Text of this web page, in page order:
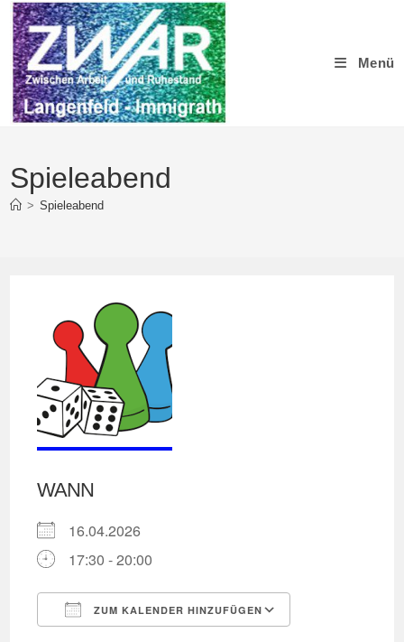
Zum
Inhalt
springen
Menü
Spieleabend
> Spieleabend
WANN
16.04.2026
17:30 - 20:00
ZUM KALENDER HINZUFÜGEN